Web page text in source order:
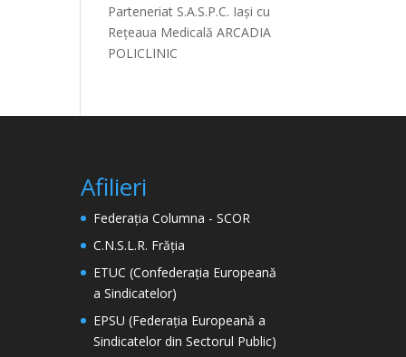
Parteneriat S.A.S.P.C. Iași cu
Rețeaua Medicală ARCADIA
POLICLINIC
Afilieri
Federația Columna - SCOR
C.N.S.L.R. Frăția
ETUC (Confederația Europeană
a Sindicatelor)
EPSU (Federația Europeană a
Sindicatelor din Sectorul Public)